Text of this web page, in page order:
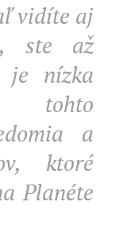
vidíte aj
ste až
je nízka
tohto
a
ktoré
Planéte